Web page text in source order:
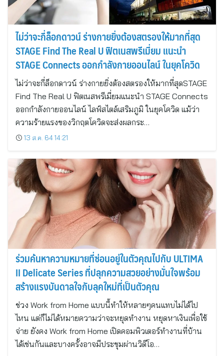
ไม่ว่าจะกี่ล็อกดาวน์ ร่างกายยิ่งต้องสตรองให้มากที่สุด
STAGE Find The Real U ฟิตเนสพรีเมี่ยม แนะนำ
STAGE Connects ออกกำลังกายออนไลน์ ในยุคโควิด
ไม่ว่าจะกี่ล็อกดาวน์ ร่างกายยิ่งต้องสตรองให้มากที่สุดSTAGE
Find The Real U ฟิตเนสพรีเมี่ยมแนะนำ STAGE Connects
ออกกำลังกายออนไลน์ ไลฟ์สไตล์เสริมภูมิ ในยุคโควิด แม้ว่า
ความร้ายแรงของวิกฤตโควิดจะส่งผลกระ…
13 ส.ค. 64 14:21
ร่วมค้นหาความหมายที่ซ่อนอยู่ในตัวคุณไปกับ ULTIMA
II Delicate Series ที่ปลุกความสวยอย่างมั่นใจพร้อม
สร้างแรงบันดาลใจกับลุคใหม่ที่เป็นตัวคุณ
ช่วง Work from Home แบบนี้ทำให้หลายๆคนแทบไม่ได้ไป
ไหน แต่ก็ไม่ได้หมายความว่าจะหยุดทำงาน หยุดหาเงินเพื่อใช้
จ่าย ยังคง Work from Home เปิดคอมพิวเตอร์ทำงานที่บ้าน
ได้เช่นกันและบางครั้งอาจมีประชุมผ่านวิดีโอ…